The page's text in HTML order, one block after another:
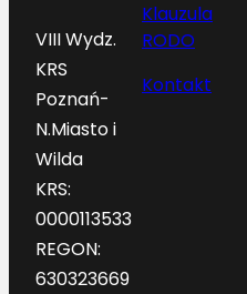
VIII Wydz.
KRS
Poznań-
N.Miasto i
Wilda
KRS:
0000113533
REGON:
630323669
Klauzula
RODO
Kontakt